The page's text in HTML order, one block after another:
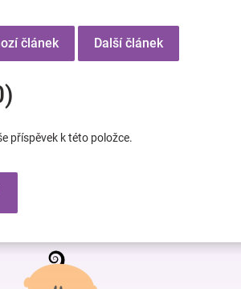
článek Další článek
příspěvek k této položce.